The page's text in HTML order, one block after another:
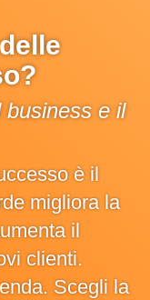
e il
è il
migliora la
il
clienti.
Scegli la